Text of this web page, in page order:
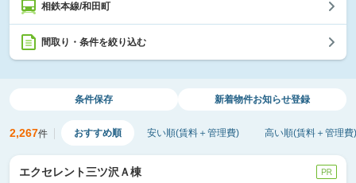
相鉄本線/和田町
間取り・条件を絞り込む
条件保存 新着物件お知らせ登録
2,267件 おすすめ順 安い順(賃料＋管理費) 高い順(賃料＋管理費)
エクセレント三ツ沢Ａ棟